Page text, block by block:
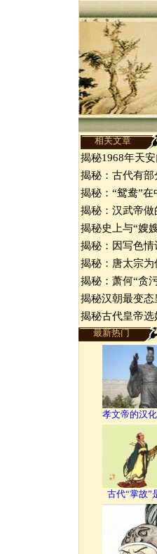
相关文章
揭秘1968年天
揭秘：古代有部
揭秘：“鸳鸯”在
揭秘：汉武帝做
揭秘史上与“嫂
揭秘：因写色情
揭秘：唐太宗为
揭秘：萧何“贪
揭秘汉朝最变态
揭秘古代皇帝选
最新热门
孝文帝的汉化
古代“掌故”